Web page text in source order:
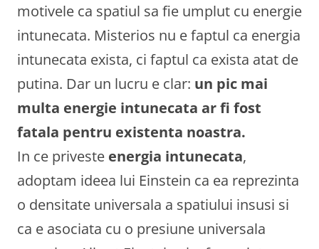
motivele ca spatiul sa fie umplut cu energie
intunecata. Misterios nu e faptul ca energia
intunecata exista, ci faptul ca exista atat de
putina. Dar un lucru e clar: un pic mai
multa energie intunecata ar fi fost
fatala pentru existenta noastra.
In ce priveste energia intunecata,
adoptam ideea lui Einstein ca ea reprezinta
o densitate universala a spatiului insusi si
ca e asociata cu o presiune universala